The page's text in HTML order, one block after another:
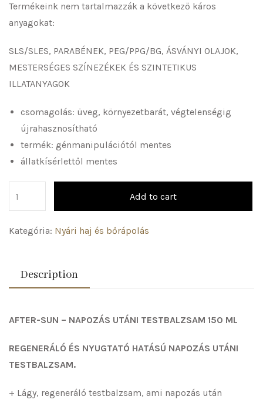
Termékeink nem tartalmazzák a következő káros
anyagokat:
SLS/SLES, PARABÉNEK, PEG/PPG/BG, ÁSVÁNYI OLAJOK,
MESTERSÉGES SZÍNEZÉKEK ÉS SZINTETIKUS
ILLATANYAGOK
csomagolás: üveg, környezetbarát, végtelenségig
újrahasznosítható
termék: génmanipulációtól mentes
állatkísérlettől mentes
Add to cart
Kategória: Nyári haj és bőrápolás
Description
AFTER-SUN – NAPOZÁS UTÁNI TESTBALZSAM 150 ML
REGENERÁLÓ ÉS NYUGTATÓ HATÁSÚ NAPOZÁS UTÁNI
TESTBALZSAM.
+ Lágy, regeneráló testbalzsam, ami napozás után